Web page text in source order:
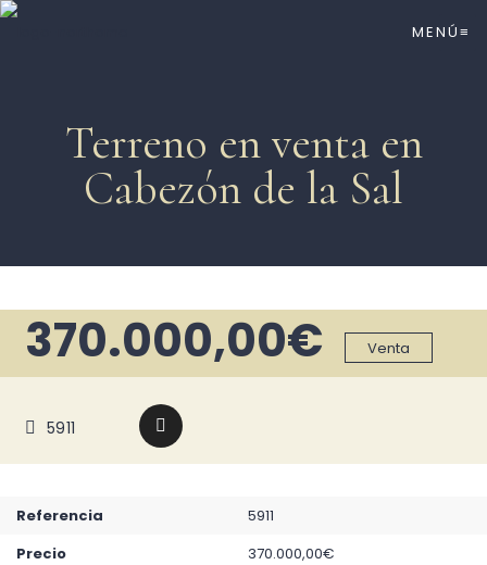
MENÚ≡
Terreno en venta en
Cabezón de la Sal
370.000,00€ Venta
5911
Referencia
5911
Precio
370.000,00€